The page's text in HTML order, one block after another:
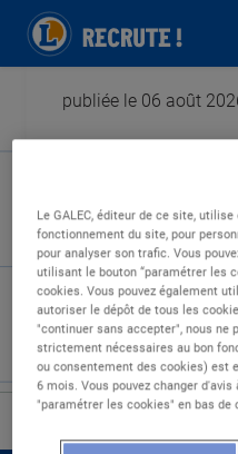
publiée le 06 août
Type de contrat :
Expérience :
Études :
Le GALEC, éditeur de ce site,
fonctionnement du site, pour
pour analyser son trafic. Vous
utilisant le bouton “paramétrer les
cookies. Vous pouvez également
autoriser le dépôt de tous les
"continuer sans accepter", nous ne
strictement nécessaires au bon
ou consentement des cookies) est
6 mois. Vous pouvez changer
"paramétrer les cookies" en bas de